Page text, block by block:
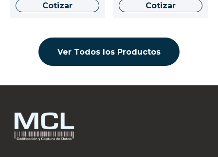
Cotizar Cotizar
Ver Todos los Productos